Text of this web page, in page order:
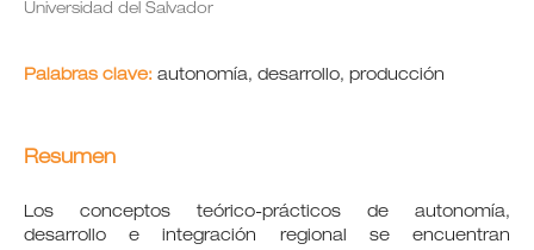
Universidad del Salvador
Palabras clave: autonomía, desarrollo, producción
Resumen
Los conceptos teórico-prácticos de autonomía,
desarrollo e integración regional se encuentran